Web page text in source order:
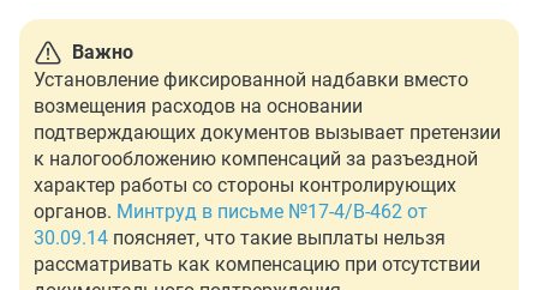
Важно
Установление фиксированной надбавки вместо
возмещения расходов на основании
подтверждающих документов вызывает претензии
к налогообложению компенсаций за разъездной
характер работы со стороны контролирующих
органов. Минтруд в письме №17-4/В-462 от
30.09.14 поясняет, что такие выплаты нельзя
рассматривать как компенсацию при отсутствии